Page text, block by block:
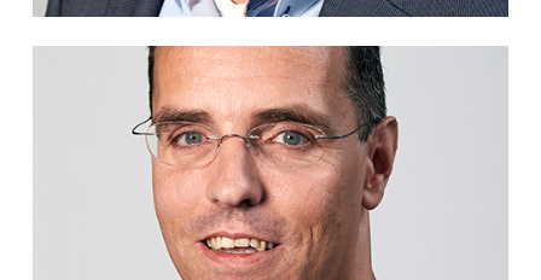
Toine Kamphuis
06-51106563